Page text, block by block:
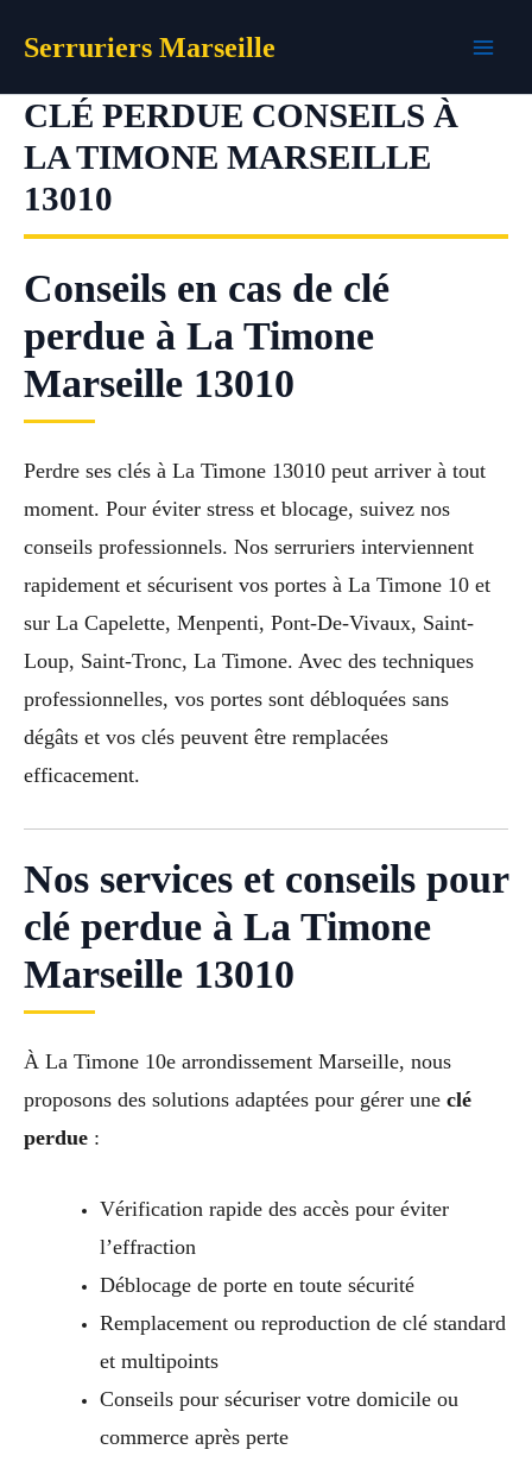
Serruriers Marseille
CLÉ PERDUE CONSEILS À
LA TIMONE MARSEILLE
13010
Conseils en cas de clé
perdue à La Timone
Marseille 13010
Perdre ses clés à La Timone 13010 peut arriver à tout
moment. Pour éviter stress et blocage, suivez nos
conseils professionnels. Nos serruriers interviennent
rapidement et sécurisent vos portes à La Timone 10 et
sur La Capelette, Menpenti, Pont-De-Vivaux, Saint-
Loup, Saint-Tronc, La Timone. Avec des techniques
professionnelles, vos portes sont débloquées sans
dégâts et vos clés peuvent être remplacées
efficacement.
Nos services et conseils pour
clé perdue à La Timone
Marseille 13010
À La Timone 10e arrondissement Marseille, nous
proposons des solutions adaptées pour gérer une clé
perdue :
Vérification rapide des accès pour éviter
l’effraction
Déblocage de porte en toute sécurité
Remplacement ou reproduction de clé standard
et multipoints
Conseils pour sécuriser votre domicile ou
commerce après perte